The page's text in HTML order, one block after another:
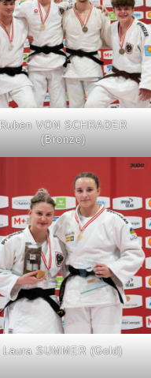
Ruben VON SCHRADER
(Bronze)
Laura SUMMER (Gold)